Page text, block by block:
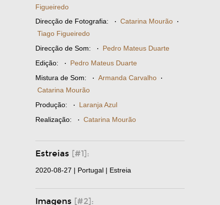
Figueiredo
Direcção de Fotografia: · Catarina Mourão ·
Tiago Figueiredo
Direcção de Som: · Pedro Mateus Duarte
Edição: · Pedro Mateus Duarte
Mistura de Som: · Armanda Carvalho ·
Catarina Mourão
Produção: · Laranja Azul
Realização: · Catarina Mourão
Estreias [#1]:
2020-08-27 | Portugal | Estreia
Imagens [#2]: